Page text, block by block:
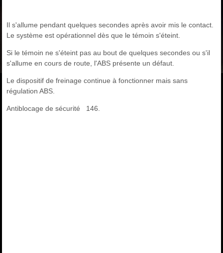
Il s'allume pendant quelques secondes après avoir mis le contact.
Le système est opérationnel dès que le témoin s'éteint.
Si le témoin ne s'éteint pas au bout de quelques secondes ou s'il
s'allume en cours de route, l'ABS présente un défaut.
Le dispositif de freinage continue à fonctionner mais sans
régulation ABS.
Antiblocage de sécurité 146.